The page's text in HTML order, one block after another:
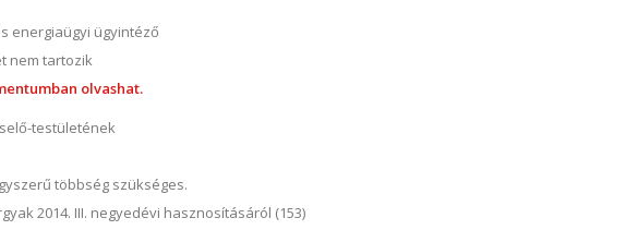
energiaügyi ügyintéző
nem tartozik
olvashat.
testületének
többség szükséges.
2014. III. negyedévi hasznosításáról (153)